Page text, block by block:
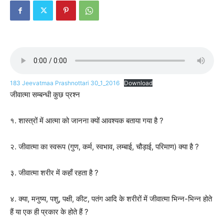
183 Jeevatmaa Prashnottari 30_1_2016 Download
जीवात्मा सम्बन्धी कुछ प्रश्न
१. शास्त्रों में आत्मा को जानना क्यों आवश्यक बताया गया है ?
२. जीवात्मा का स्वरूप (गुण, कर्म, स्वभाव, लम्बाई, चौड़ाई, परिमाण) क्या है ?
३. जीवात्मा शरीर में कहाँ रहता है ?
४. क्या, मनुष्य, पशु, पक्षी, कीट, पतंग आदि के शरीरों में जीवात्मा भिन्न-भिन्न होते
हैं या एक ही प्रकार के होते हैं ?